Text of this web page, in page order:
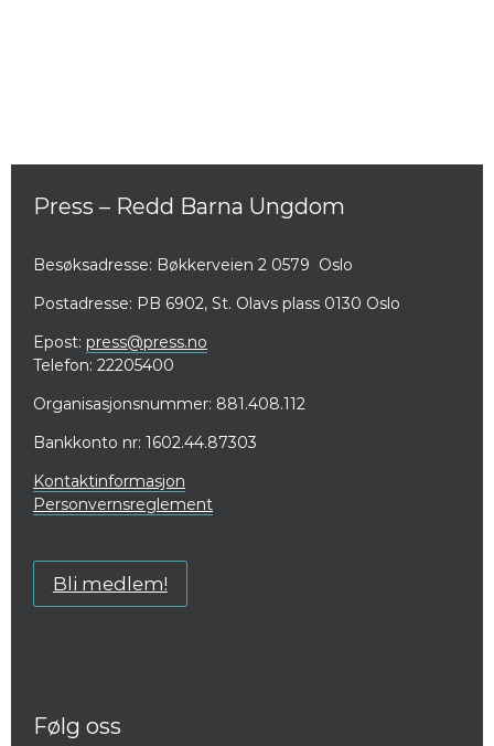
Press – Redd Barna Ungdom
Besøksadresse: Bøkkerveien 2 0579 Oslo
Postadresse: PB 6902, St. Olavs plass 0130 Oslo
Epost: press@press.no
Telefon: 22205400
Organisasjonsnummer: 881.408.112
Bankkonto nr: 1602.44.87303
Kontaktinformasjon
Personvernsreglement
Bli medlem!
Følg oss